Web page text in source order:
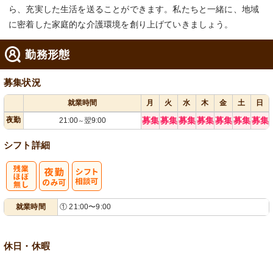
ら、充実した生活を送ることができます。私たちと一緒に、地域
に密着した家庭的な介護環境を創り上げていきましょう。
勤務形態
募集状況
就業時間 月 火 水 木 金 土
日
夜勤
21:00～翌9:00 募集募集募集募集募集募集募集
シフト詳細
就業時間 ① 21:00〜9:00
休日・休暇